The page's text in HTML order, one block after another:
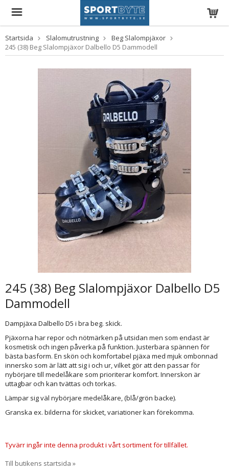
Startsida Slalomutrustning
Beg Slalompjäxor
245 (38) Beg Slalompjäxor Dalbello D5 Dammodell
245 (38) Beg Slalompjäxor Dalbello D5
Dammodell
Dampjäxa Dalbello D5 i bra beg. skick.
Pjäxorna har repor och nötmärken på utsidan men som endast är
kosmetisk och ingen påverka på funktion. Justerbara spännen för
bästa basform. En skön och komfortabel pjäxa med mjuk ombonnad
innersko som är lätt att sig i och ur, vilket gör att den passar för
nybörjare till medelåkare som prioriterar komfort. Innerskon är
uttagbar och kan tvättas och torkas.
Lämpar sig väl nybörjare medelåkare, (blå/grön backe).
Granska ex. bilderna för skicket, variationer kan förekomma.
Tyvärr ingår inte denna produkt i vårt sortiment för tillfället.
Till butikens startsida »